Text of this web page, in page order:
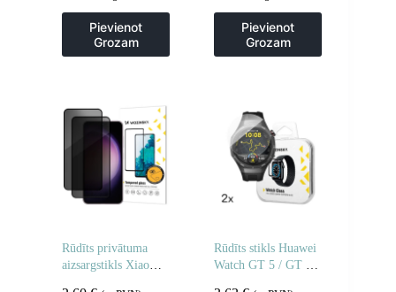
Pievienot
Grozam
Pievienot
Grozam
Rūdīts privātuma
aizsargstikls Xiaomi
Rūdīts stikls Huawei
Watch GT 5 / GT 5